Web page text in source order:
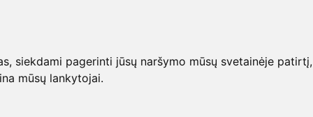
siekdami pagerinti jūsų naršymo mūsų svetainėje
mūsų lankytojai.